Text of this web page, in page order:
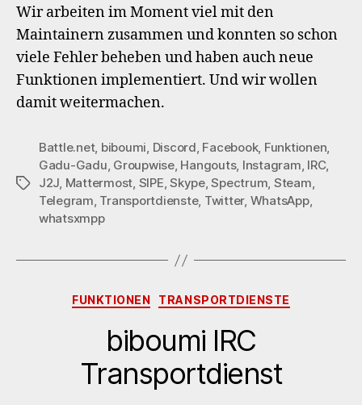
Wir arbeiten im Moment viel mit den
Maintainern zusammen und konnten so schon
viele Fehler beheben und haben auch neue
Funktionen implementiert. Und wir wollen
damit weitermachen.
Schlagwörter
Battle.net, biboumi, Discord, Facebook, Funktionen,
Gadu-Gadu, Groupwise, Hangouts, Instagram, IRC,
J2J, Mattermost, SIPE,Skype,Spectrum, Steam,
Telegram, Transportdienste, Twitter, WhatsApp,
whatsxmpp
Kategorien
FUNKTIONEN TRANSPORTDIENSTE
biboumi IRC
Transportdienst